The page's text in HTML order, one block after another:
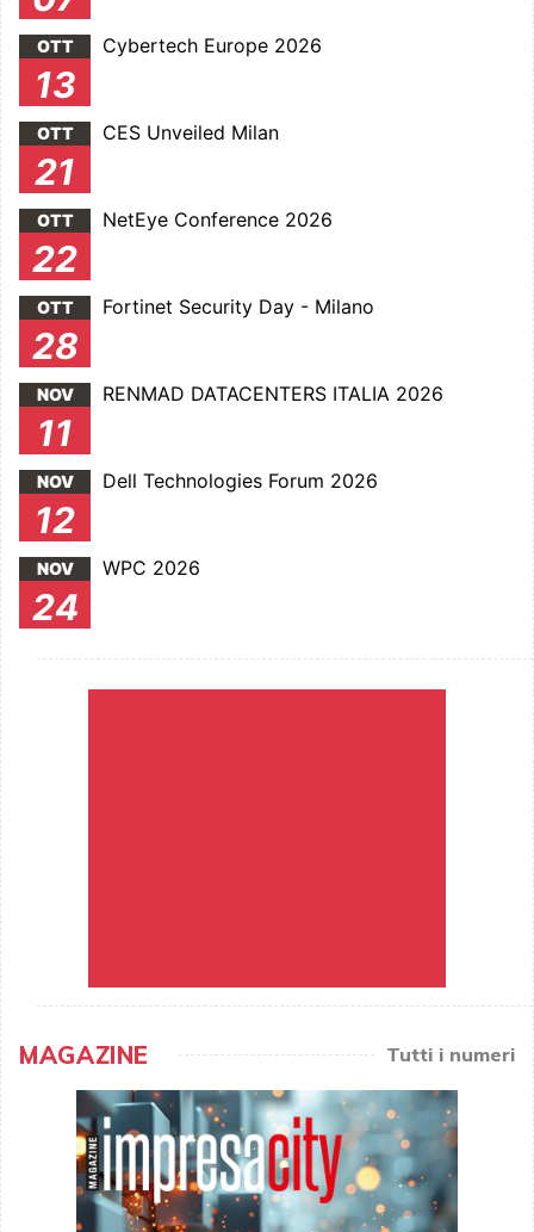
OTT
13
Cybertech Europe 2026
OTT
21
CES Unveiled Milan
OTT
22
NetEye Conference 2026
OTT
28
Fortinet Security Day - Milano
NOV
11
RENMAD DATACENTERS ITALIA 2026
NOV
12
Dell Technologies Forum 2026
NOV
24
WPC 2026
MAGAZINE Tutti i numeri